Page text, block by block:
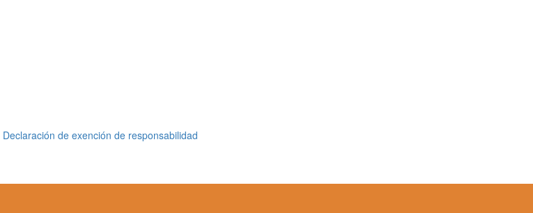
Declaración de exención de responsabilidad